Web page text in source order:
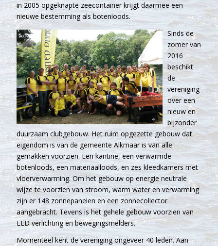
in 2005 opgeknapte zeecontainer krijgt daarmee een
nieuwe bestemming als botenloods.
Sinds de
zomer van
2016
beschikt
de
vereniging
over een
nieuw en
bijzonder
duurzaam clubgebouw. Het ruim opgezette gebouw dat
eigendom is van de gemeente Alkmaar is van alle
gemakken voorzien. Een kantine, een verwarmde
botenloods, een materiaalloods, en zes kleedkamers met
vloerverwarming. Om het gebouw op energie neutrale
wijze te voorzien van stroom, warm water en verwarming
zijn er 148 zonnepanelen en een zonnecollector
aangebracht. Tevens is het gehele gebouw voorzien van
LED verlichting en bewegingsmelders.
Momenteel kent de vereniging ongeveer 40 leden. Aan